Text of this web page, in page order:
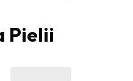
Pielii